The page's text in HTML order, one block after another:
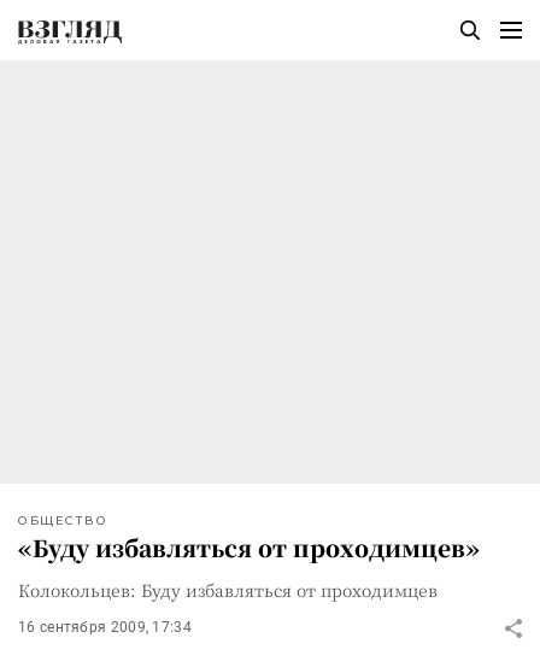
ОБЩЕСТВО
«Буду избавляться от проходимцев»
Колокольцев: Буду избавляться от проходимцев
16 сентября 2009, 17:34